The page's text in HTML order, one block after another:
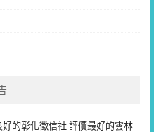
好的彰化徵信社 評價最好的雲林